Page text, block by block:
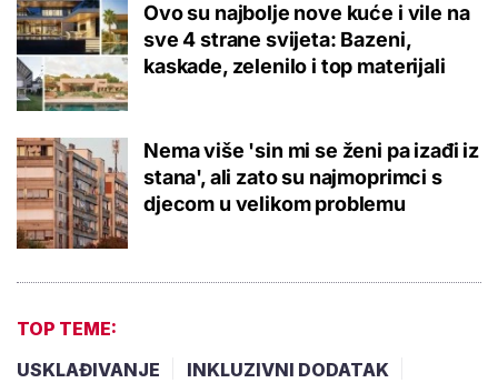
Ovo su najbolje nove kuće i vile na
sve 4 strane svijeta: Bazeni,
kaskade, zelenilo i top materijali
Nema više 'sin mi se ženi pa izađi iz
stana', ali zato su najmoprimci s
djecom u velikom problemu
TOP TEME:
USKLAĐIVANJE
INKLUZIVNI DODATAK